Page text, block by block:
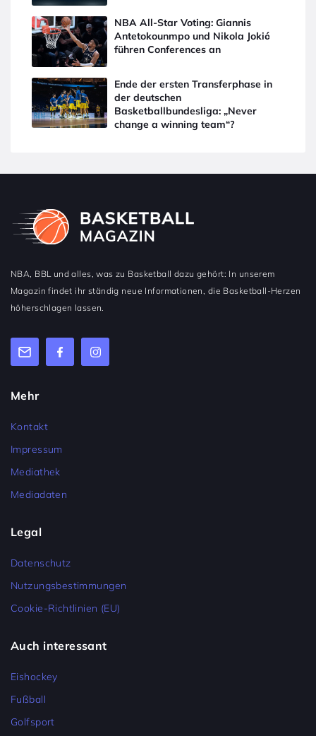
NBA All-Star Voting: Giannis
Antetokounmpo und Nikola Jokić
führen Conferences an
Ende der ersten Transferphase in
der deutschen
Basketballbundesliga: „Never
change a winning team“?
NBA, BBL und alles, was zu Basketball dazu gehört: In unserem
Magazin findet ihr ständig neue Informationen, die Basketball-Herzen
höherschlagen lassen.
Mehr
Kontakt
Impressum
Mediathek
Mediadaten
Legal
Datenschutz
Nutzungsbestimmungen
Cookie-Richtlinien (EU)
Auch interessant
Eishockey
Fußball
Golfsport